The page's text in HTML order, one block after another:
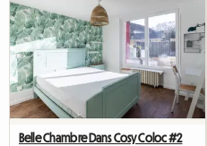
Belle Chambre Dans Cosy Coloc #2